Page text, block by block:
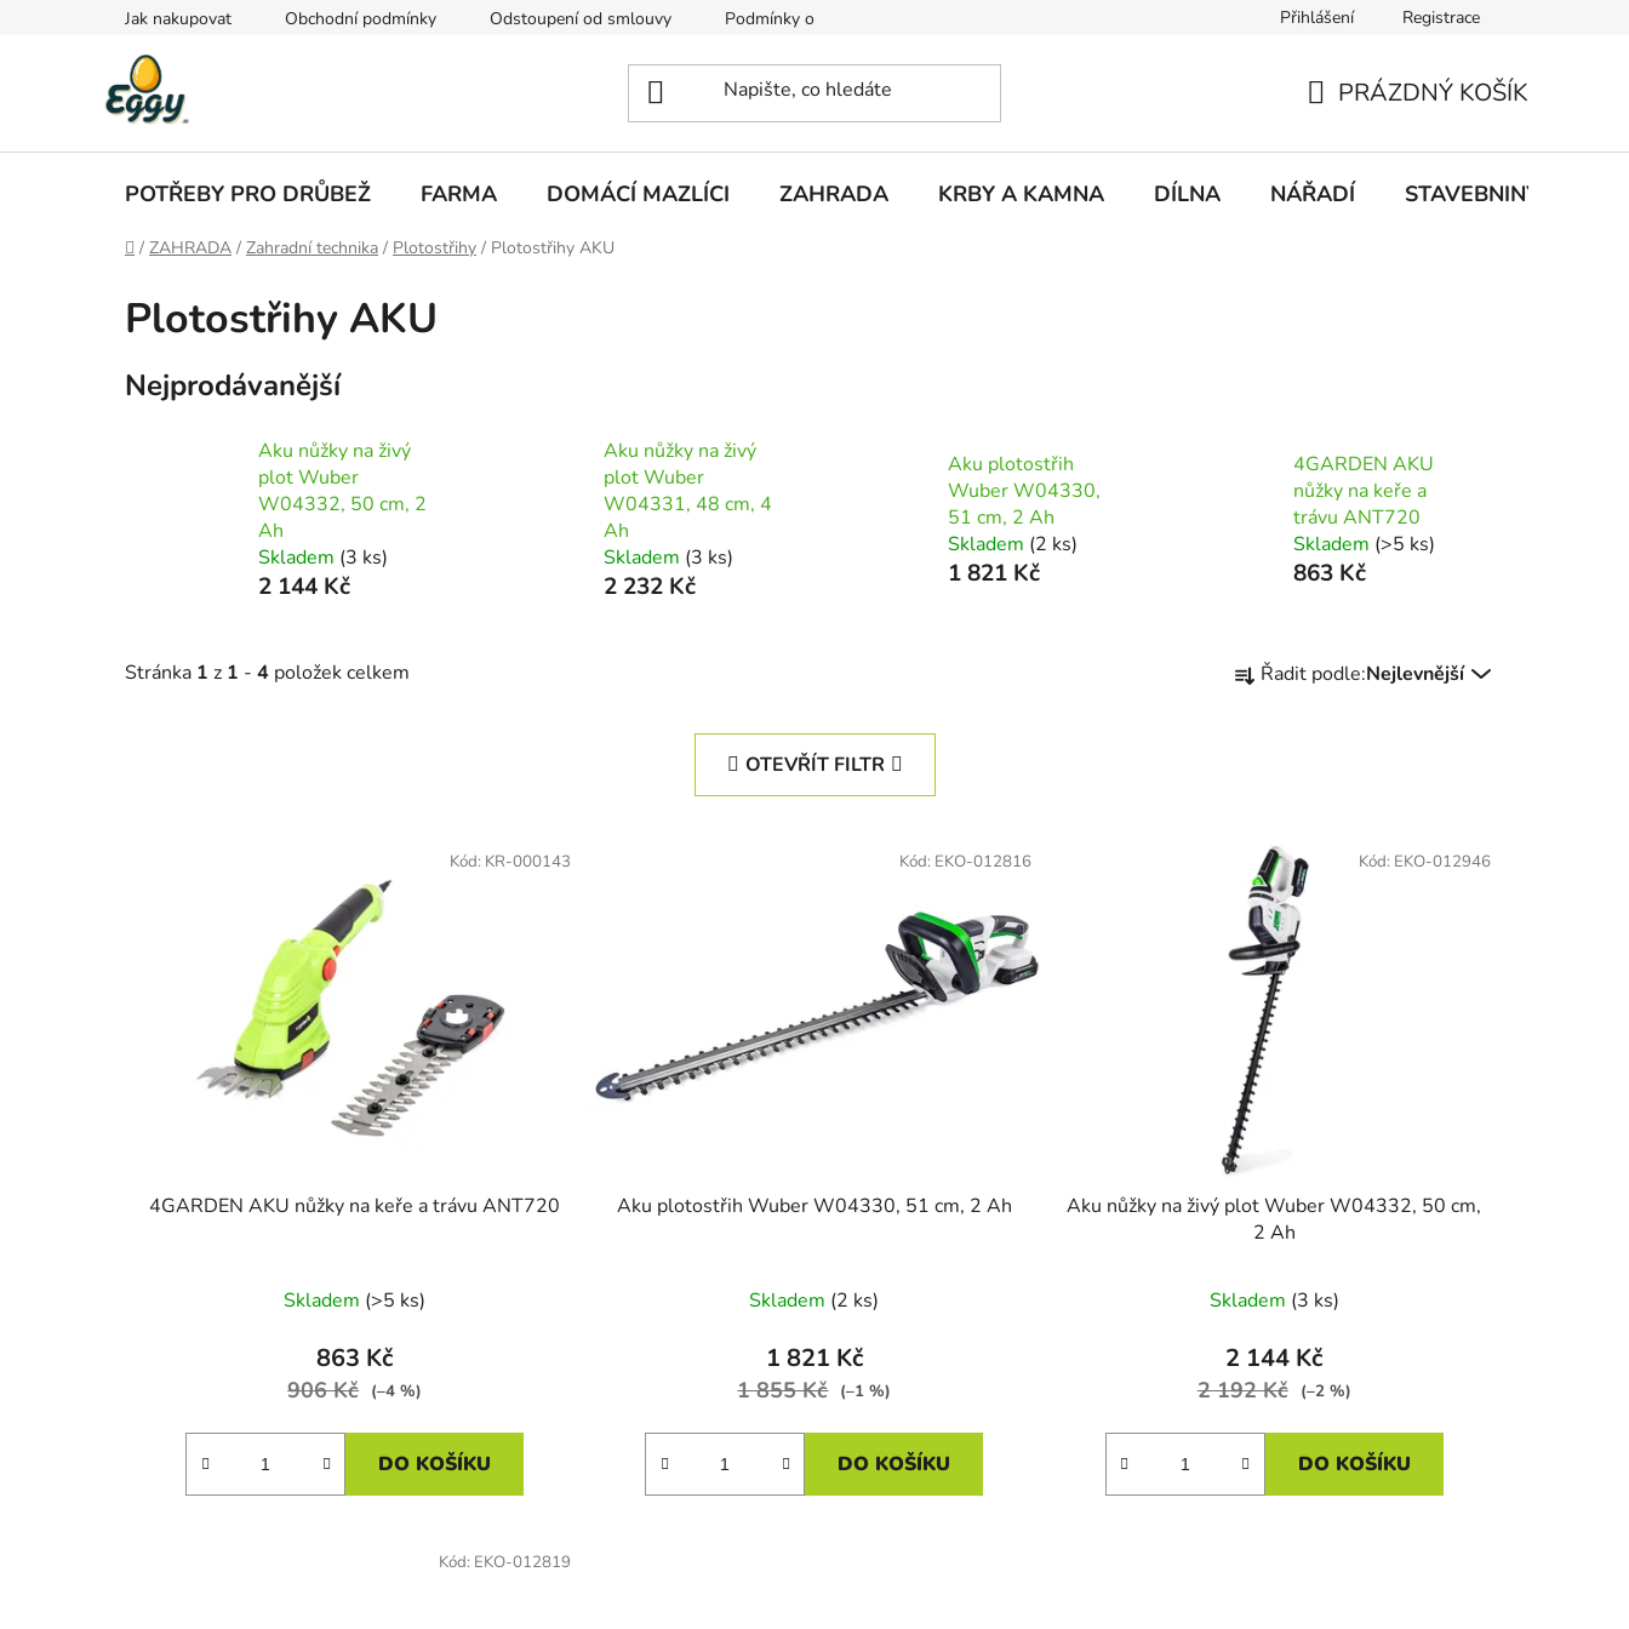
Jak nakupovat Obchodní podmínky Odstoupení od smlouvy Podmínky ochrany osobních údajů Doprava a platbaPřihlášení Registrace
KOŠÍK
PRÁZDNÝ KOŠÍK
POTŘEBY PRO DRŮBEŽ FARMA DOMÁCÍ MAZLÍCI ZAHRADA KRBY A KAMNA DÍLNA NÁŘADÍ STAVEBNINY
Domů
/ ZAHRADA / Zahradní technika / Plotostřihy / Plotostřihy AKU
Plotostřihy AKU
Nejprodávanější
Aku nůžky na živý
plot Wuber
W04332, 50 cm, 2
Ah
Skladem (3 ks)
2 144 Kč
Aku nůžky na živý
plot Wuber
W04331, 48 cm, 4
Ah
Skladem (3 ks)
2 232 Kč
Aku plotostřih
Wuber W04330,
51 cm, 2 Ah
Skladem (2 ks)
1 821 Kč
4GARDEN AKU
nůžky na keře a
trávu ANT720
Skladem (>5 ks)
863 Kč
Stránka 1 z 1 - 4 položek celkem
a
o
d
u
ů
Řadit podle:Nejlevnější
OTEVŘÍT FILTR
4GARDEN AKU nůžky na keře a trávu ANT720
Skladem (>5 ks)
863 Kč
906 Kč (–4 %)
DO KOŠÍKU
Kód: KR-000143
Aku plotostřih Wuber W04330, 51 cm, 2 Ah
Skladem (2 ks)
1 821 Kč
1 855 Kč (–1 %)
DO KOŠÍKU
Kód: EKO-012816
Aku nůžky na živý plot Wuber W04332, 50 cm,
2 Ah
Skladem (3 ks)
2 144 Kč
2 192 Kč (–2 %)
DO KOŠÍKU
Kód: EKO-012946
Kód: EKO-012819